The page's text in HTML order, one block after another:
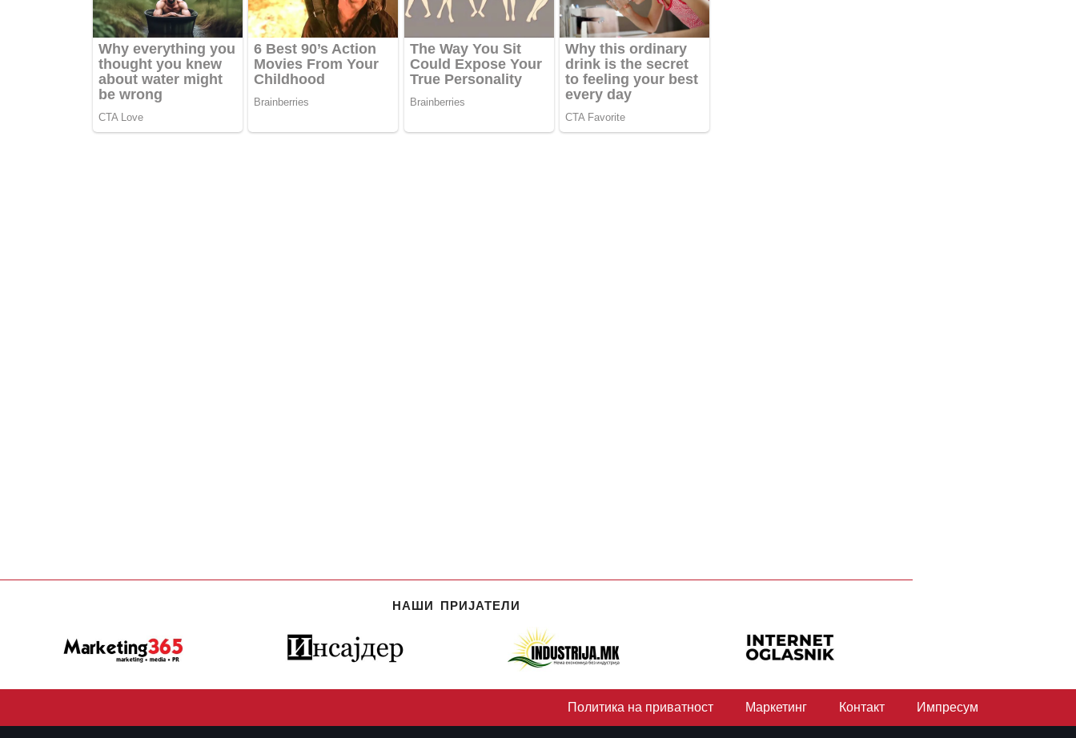
НАШИ ПРИЈАТЕЛИ
Политика на приватност Маркетинг Контакт Импресум